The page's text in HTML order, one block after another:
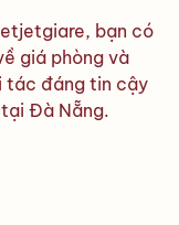
bạn có
giá phòng và
tác đáng tin cậy
Đà Nẵng.